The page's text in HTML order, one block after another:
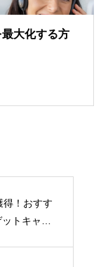
大化する方
得！おすす
トキャン